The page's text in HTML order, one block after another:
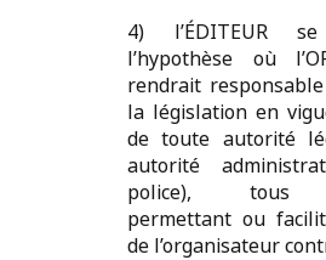
4) l’ÉDITEUR
l’hypothèse où
rendrait
la législation en
de toute autorité
autorité
police), tous
permettant ou
de l’organisateur